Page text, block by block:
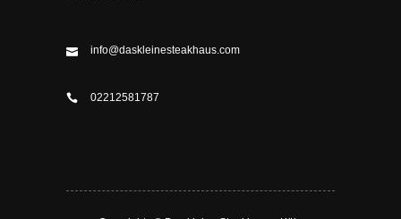
info@daskleinesteakhaus.com
02212581787